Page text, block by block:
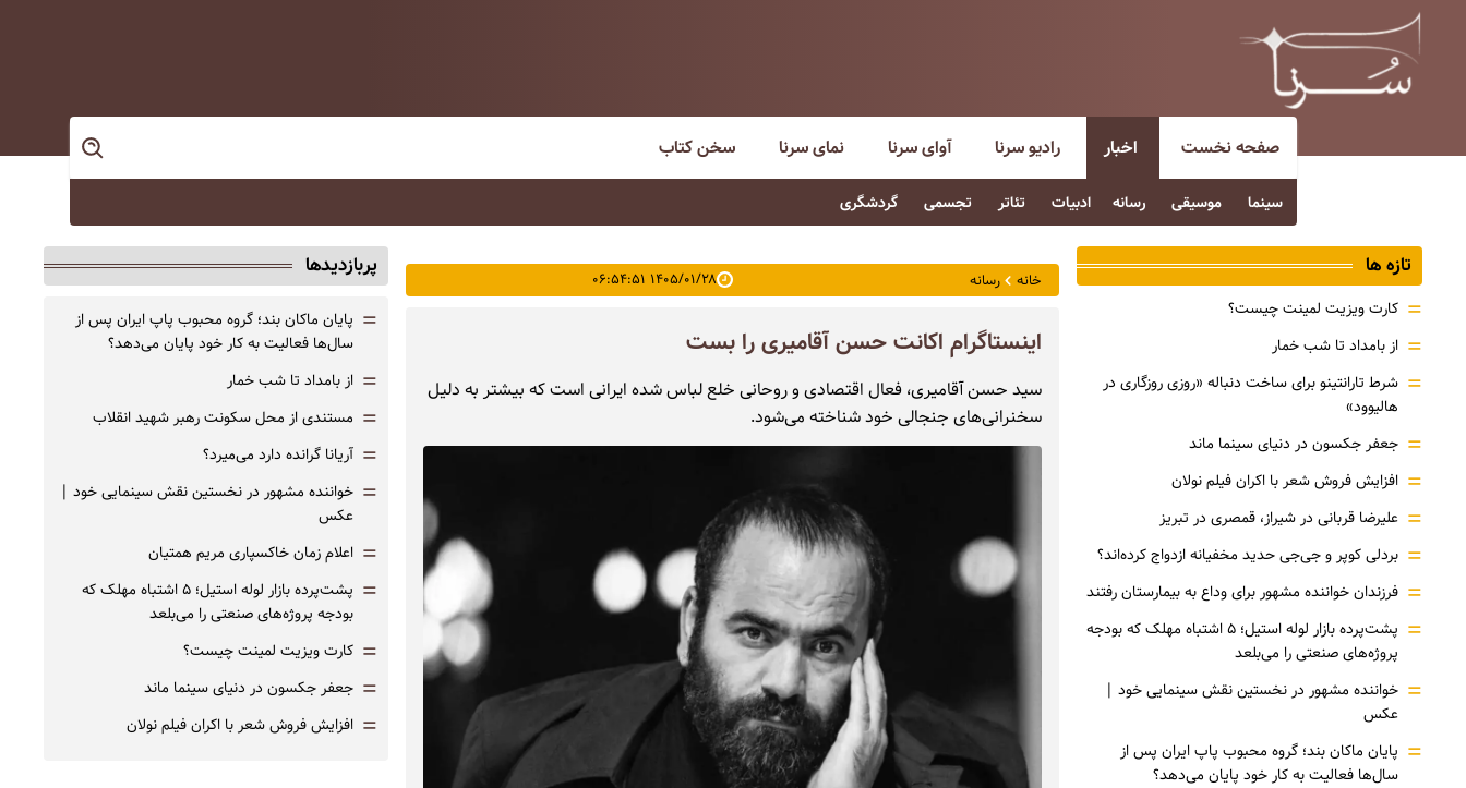
صفحه نخست اخبار
سینما موسیقی رسانه ادبیات تئاتر تجسمی گردشگری
رادیو سرنا آوای سرنا نمای سرنا سخن کتاب
خانه رسانه ۱۴۰۵/۰۱/۲۸ ۰۶:۵۴:۵۱
اینستاگرام اکانت حسن‌ آقامیری را بست
سید حسن آقامیری، فعال اقتصادی و روحانی خلع لباس شده ایرانی است که بیشتر به دلیل
سخنرانی‌های جنجالی خود شناخته می‌شود.
تازه ها
= کارت ویزیت لمینت چیست؟
= از بامداد تا شب خمار
= شرط تارانتینو برای ساخت دنباله «روزی روزگاری در
هالیوود»
= جعفر جکسون در دنیای سینما ماند
= افزایش فروش شعر با اکران فیلم نولان
= علیرضا قربانی در شیراز، قمصری در تبریز
= بردلی کوپر و جی‌جی حدید مخفیانه ازدواج کرده‌اند؟
= فرزندان خواننده مشهور برای وداع به بیمارستان رفتند
=
پشت‌پرده بازار لوله استیل؛ ۵ اشتباه مهلک که بودجه
پروژه‌های صنعتی را می‌بلعد
= خواننده مشهور در نخستین نقش سینمایی خود |‌
عکس
= پایان ماکان بند؛ گروه محبوب پاپ ایران پس از
سال‌ها فعالیت به کار خود پایان می‌دهد؟
پربازدیدها
= پایان ماکان بند؛ گروه محبوب پاپ ایران پس از
سال‌ها فعالیت به کار خود پایان می‌دهد؟
= از بامداد تا شب خمار
= مستندی از محل سکونت رهبر شهید انقلاب
= آریانا گرانده دارد می‌میرد؟
= خواننده مشهور در نخستین نقش سینمایی خود |‌
عکس
= اعلام زمان خاکسپاری مریم همتیان
=
پشت‌پرده بازار لوله استیل؛ ۵ اشتباه مهلک که
بودجه پروژه‌های صنعتی را می‌بلعد
= کارت ویزیت لمینت چیست؟
= جعفر جکسون در دنیای سینما ماند
= افزایش فروش شعر با اکران فیلم نولان